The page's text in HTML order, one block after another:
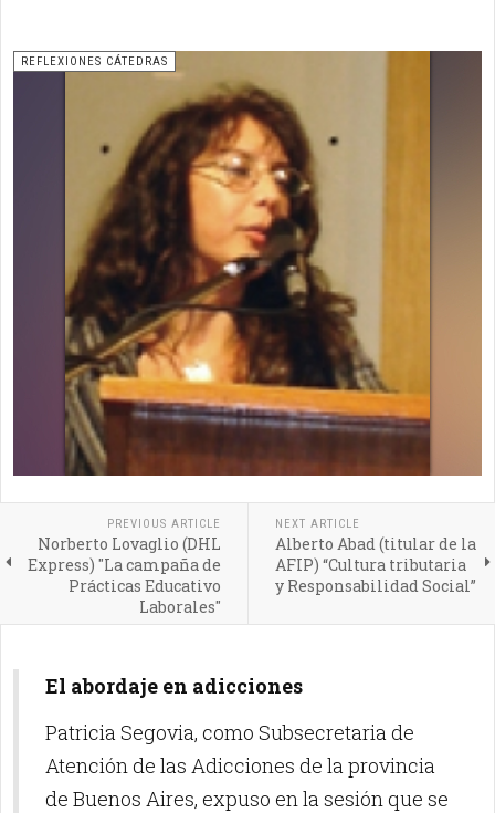
REFLEXIONES CÁTEDRAS
PREVIOUS ARTICLE
Norberto Lovaglio (DHL
Express) "La campaña de
Prácticas Educativo
Laborales"
NEXT ARTICLE
Alberto Abad (titular de la
AFIP) “Cultura tributaria
y Responsabilidad Social”
El abordaje en adicciones
Patricia Segovia, como Subsecretaria de
Atención de las Adicciones de la provincia
de Buenos Aires, expuso en la sesión que se